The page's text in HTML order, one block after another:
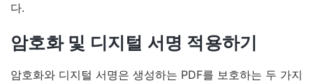
다.
암호화 및 디지털 서명 적용하기
암호화와 디지털 서명은 생성하는 PDF를 보호하는 두 가지